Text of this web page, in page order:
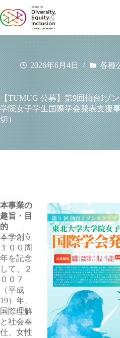
ン
テ
ン
ツ
へ
ス
キ
ッ
プ
2026年6月4日 各種
【TUMUG 公募】第9回仙台Iゾ
学院女子学生国際学会発表支援
切）
本事業の
趣旨・目
的
本学創立
１００周
年を記念
して、２
００７
（平成
19）年、
国際理解
と社会奉
仕、女性